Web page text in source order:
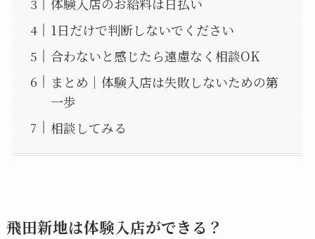
1日だけで判断しないでください
合わないと感じたら遠慮なく相談OK
まとめ｜体験入店は失敗しないための第
一歩
相談してみる
飛田新地は体験入店ができる？